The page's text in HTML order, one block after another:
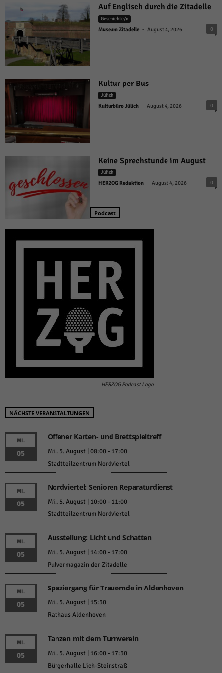
Auf Englisch durch die Zitadelle
Geschichte/n
Museum Zitadelle - August 4, 2026 0
Kultur per Bus
Jülich
Kulturbüro Jülich - August 4, 2026 0
Keine Sprechstunde im August
Jülich
HERZOG Redaktion - August 4, 2026 0
Podcast
HERZOG Podcast Logo
NÄCHSTE VERANSTALTUNGEN
MI.
05
Offener Karten- und Brettspieltreff
Mi.. 5. August | 08:00- 17:00
Stadtteilzentrum Nordviertel
MI.
05
Nordviertel: Senioren Reparaturdienst
Mi.. 5. August | 10:00- 11:00
Stadtteilzentrum Nordviertel
MI.
05
Ausstellung: Licht und Schatten
Mi.. 5. August | 14:00- 17:00
Pulvermagazin der Zitadelle
MI.
05
Spaziergang für Trauernde in Aldenhoven
Mi.. 5. August | 15:30
Rathaus Aldenhoven
MI.
05
Tanzen mit dem Turnverein
Mi.. 5. August | 16:00- 17:30
Bürgerhalle Lich-Steinstraß